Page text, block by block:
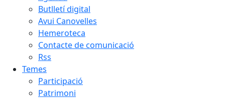
Butlletí digital
Avui Canovelles
Hemeroteca
Contacte de comunicació
Rss
Temes
Participació
Patrimoni